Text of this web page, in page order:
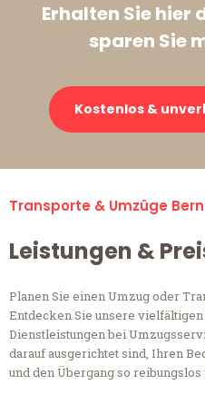
Erhalten Sie hier
sparen Sie
Kostenlos &
Transporte & Umzüge
Leistungen &
Planen Sie einen Umzug oder
Entdecken Sie unsere
Dienstleistungen bei
darauf ausgerichtet sind, Ihren
und den Übergang so